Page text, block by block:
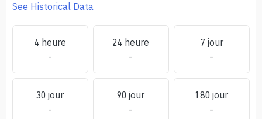
See Historical Data
4 heure
-
24 heure
-
7 jour
-
30 jour
-
90 jour
-
180 jour
-